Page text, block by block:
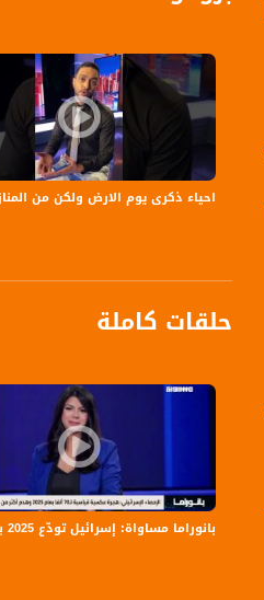
احياء ذكرى يوم الارض ولكن من
حلقات كاملة
بانوراما مساواة: إسرائيل تودّع 2025 بصورة قاتمة